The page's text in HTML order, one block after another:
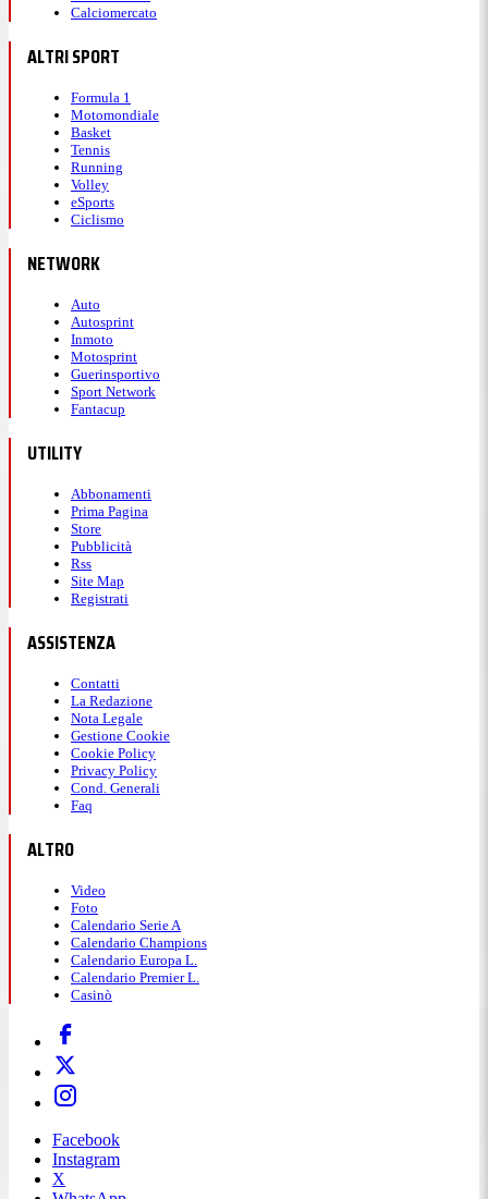
Calciomercato
ALTRI SPORT
Formula 1
Motomondiale
Basket
Tennis
Running
Volley
eSports
Ciclismo
NETWORK
Auto
Autosprint
Inmoto
Motosprint
Guerinsportivo
Sport Network
Fantacup
UTILITY
Abbonamenti
Prima Pagina
Store
Pubblicità
Rss
Site Map
Registrati
ASSISTENZA
Contatti
La Redazione
Nota Legale
Gestione Cookie
Cookie Policy
Privacy Policy
Cond. Generali
Faq
ALTRO
Video
Foto
Calendario Serie A
Calendario Champions
Calendario Europa L.
Calendario Premier L.
Casinò
Facebook
Instagram
X